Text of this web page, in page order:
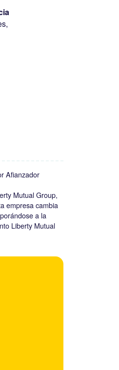
Afianzador
Mutual Group,
empresa cambia
a la
Liberty Mutual